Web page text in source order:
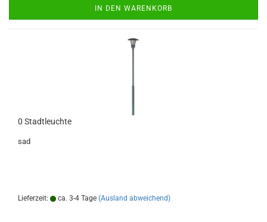
IN DEN WARENKORB
0 Stadtleuchte
sad
Lieferzeit: ca. 3-4 Tage (Ausland abweichend)